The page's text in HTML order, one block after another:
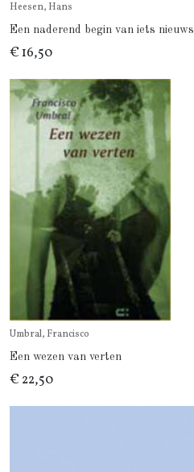
Heesen, Hans
Een naderend begin van iets nieuws
€ 16,50
Umbral, Francisco
Een wezen van verten
€ 22,50